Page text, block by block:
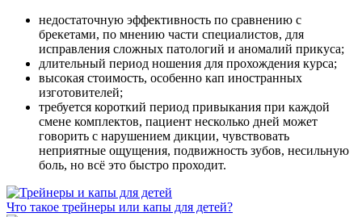
недостаточную эффективность по сравнению с
брекетами, по мнению части специалистов, для
исправления сложных патологий и аномалий прикуса;
длительный период ношения для прохождения курса;
высокая стоимость, особенно кап иностранных
изготовителей;
требуется короткий период привыкания при каждой
смене комплектов, пациент несколько дней может
говорить с нарушением дикции, чувствовать
неприятные ощущения, подвижность зубов, несильную
боль, но всё это быстро проходит.
Что такое трейнеры или капы для детей?